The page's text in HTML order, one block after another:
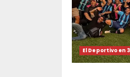
El Deportivo en